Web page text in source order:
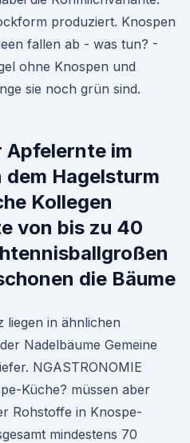
produziert. Knospen
fallen ab - was tun? -
ohne Knospen und
sie noch grün sind.
Apfelernte im
Hagelsturm
Kollegen
von bis zu 40
die Bäume
liegen in ähnlichen
Nadelbäume Gemeine
NGASTRONOMIE
Küche? müssen aber
Rohstoffe in Knospe-
mindestens 70